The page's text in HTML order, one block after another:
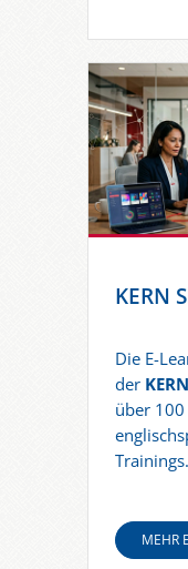
KERN
Die E-
der KERN
über
Trainings.
MEHR